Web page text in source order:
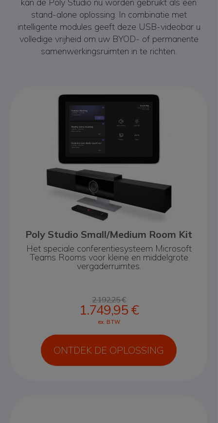
kan de Poly Studio nu worden gebruikt als een
stand-alone oplossing. In combinatie met
intelligente modules geeft deze USB-videobar u
volledige vrijheid om uw BYOD- of permanente
samenwerkingsruimten in te richten.
Poly Studio Small/Medium Room Kit
Het speciale conferentiesysteem Microsoft
Teams Rooms voor kleine en middelgrote
vergaderruimtes.
2.192,25 €
1.749,95 €
ex. BTW
ONTDEK DE OPLOSSING